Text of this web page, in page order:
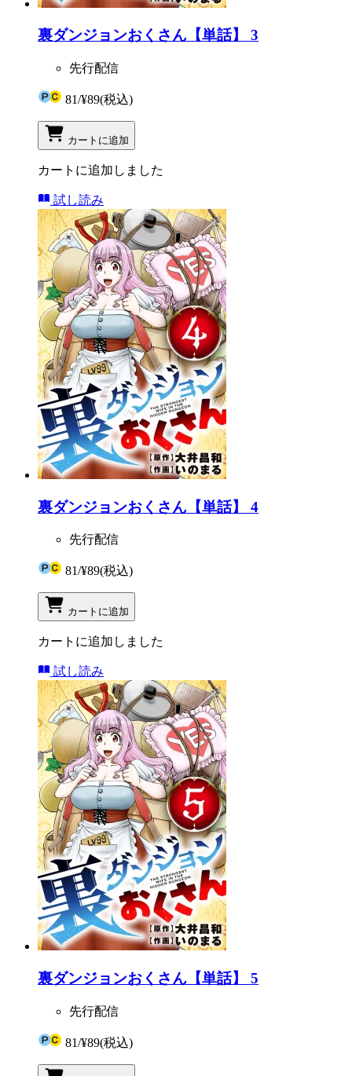
裏ダンジョンおくさん【単話】 3
先行配信
81/¥89(税込)
カートに追加
カートに追加しました
試し読み
裏ダンジョンおくさん【単話】 4
先行配信
81/¥89(税込)
カートに追加
カートに追加しました
試し読み
裏ダンジョンおくさん【単話】 5
先行配信
81/¥89(税込)